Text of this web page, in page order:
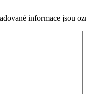
informace jsou